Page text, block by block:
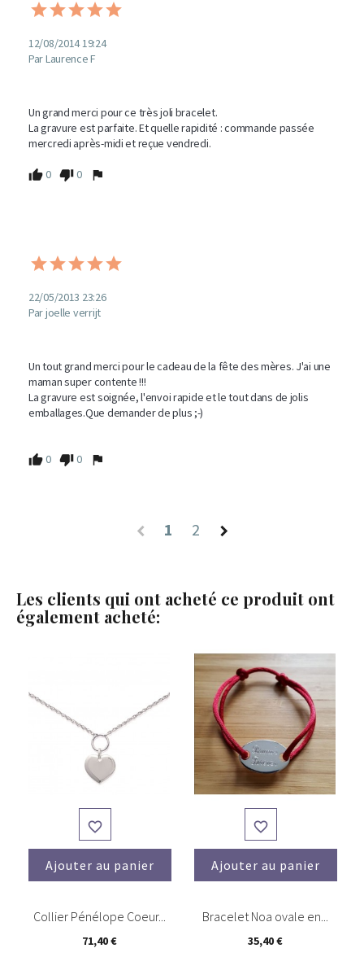
12/08/2014 19:24
Par Laurence F
Un grand merci pour ce très joli bracelet.
La gravure est parfaite. Et quelle rapidité : commande passée
mercredi après-midi et reçue vendredi.
0 0
22/05/2013 23:26
Par joelle verrijt
Un tout grand merci pour le cadeau de la fête des mères. J'ai une
maman super contente !!!
La gravure est soignée, l'envoi rapide et le tout dans de jolis
emballages.Que demander de plus ;-)
0 0
1 2
Les clients qui ont acheté ce produit ont
également acheté:

Ajouter au panier
Collier Pénélope Coeur...
71,40 €

Ajouter au panier
Bracelet Noa ovale en...
35,40 €